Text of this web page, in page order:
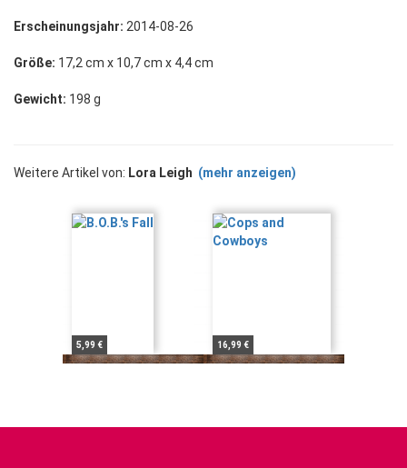
Erscheinungsjahr: 2014-08-26
Größe: 17,2 cm x 10,7 cm x 4,4 cm
Gewicht: 198 g
Weitere Artikel von: Lora Leigh (mehr anzeigen)
5,99 € 16,99 €